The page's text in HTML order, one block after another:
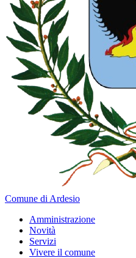
Comune di Ardesio
Amministrazione
Novità
Servizi
Vivere il comune